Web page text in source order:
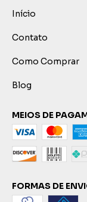
Início
Contato
Como Comprar
Blog
MEIOS DE
FORMAS DE